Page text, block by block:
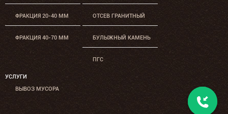
ФРАКЦИЯ 20-40 ММ
ФРАКЦИЯ 40-70 ММ
ОТСЕВ ГРАНИТНЫЙ
БУЛЫЖНЫЙ КАМЕНЬ
ПГС
УСЛУГИ
ВЫВОЗ МУСОРА